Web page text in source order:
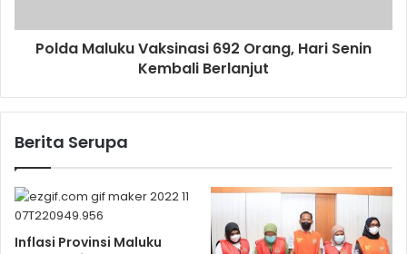
Polda Maluku Vaksinasi 692 Orang, Hari Senin
Kembali Berlanjut
Berita Serupa
Inflasi Provinsi Maluku